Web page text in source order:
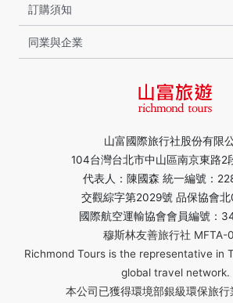
山富國際旅行社股份有限
104台灣台北市中山區南京東路2
代表人：陳國森 統一編號：
交觀綜字第2029號 品保協會
國際航空運輸協會會員編號：
穆斯林友善旅行社 MFTA-
Richmond Tours is the representative in
global travel network.
本公司已獲得環境部銀級環保旅行
訂購須知
同業與企業